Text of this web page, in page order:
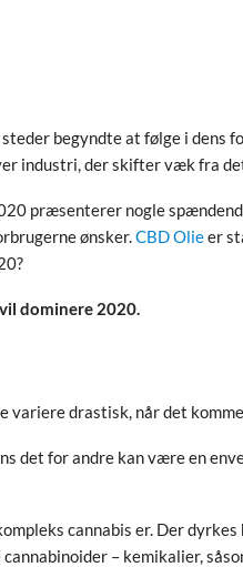
begyndte at følge i dens
industri, der skifter væk fra
præsenterer nogle
ønsker.CBD Olieer
dominere 2020.
variere drastisk, når det
det for andre kan være en
cannabis er. Der dyrkes
– kemikalier,